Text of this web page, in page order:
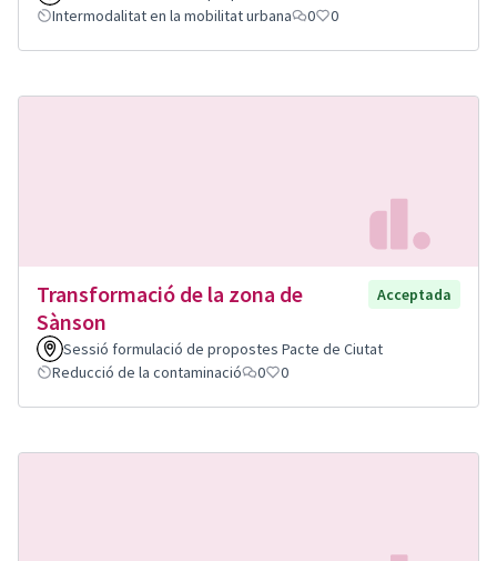
Intermodalitat en la mobilitat urbana
0 0
Transformació de la zona de
Sànson
Acceptada
Sessió formulació de propostes Pacte de Ciutat
Reducció de la contaminació
0 0